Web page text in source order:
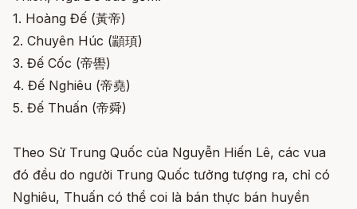
1. Hoàng Đế (黃帝)
2. Chuyên Húc (顓頊)
3. Đế Cốc (帝嚳)
4. Đế Nghiêu (帝堯)
5. Đế Thuấn (帝舜)
Theo Sử Trung Quốc của Nguyễn Hiến Lê, các vua
đó đều do người Trung Quốc tưởng tượng ra, chỉ có
Nghiêu, Thuấn có thể coi là bán thực bán huyền